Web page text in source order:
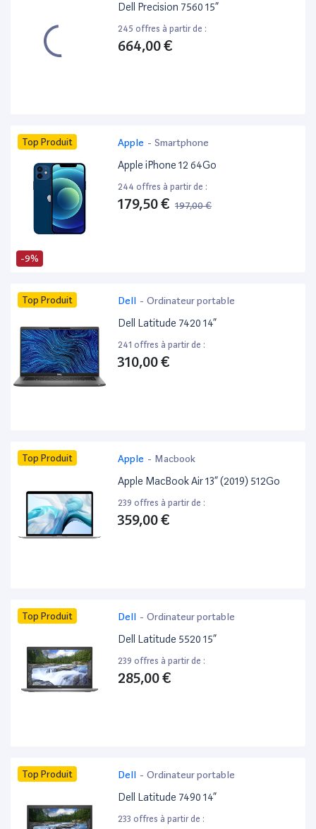
Dell Precision 7560 15”
245 offres à partir de :
664,00 €
-9%
Top Produit Apple - Smartphone
Apple iPhone 12 64Go
244 offres à partir de :
179,50 € 197,00 €
Top Produit Dell - Ordinateur portable
Dell Latitude 7420 14”
241 offres à partir de :
310,00 €
Top Produit Apple - Macbook
Apple MacBook Air 13” (2019) 512Go
239 offres à partir de :
359,00 €
Top Produit Dell - Ordinateur portable
Dell Latitude 5520 15”
239 offres à partir de :
285,00 €
Top Produit Dell - Ordinateur portable
Dell Latitude 7490 14”
233 offres à partir de :